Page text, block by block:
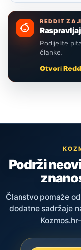
REDDIT
Podijelite
članke.
Otvori
Podrži
Članstvo pomaže
dodatne sadržaje